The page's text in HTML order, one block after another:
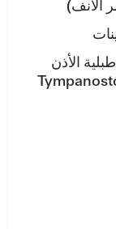
الأنف)
الأذن